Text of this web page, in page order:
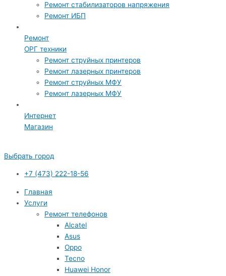
Ремонт стабилизаторов напряжения
Ремонт ИБП
Ремонт
ОРГ техники
Ремонт струйных принтеров
Ремонт лазерных принтеров
Ремонт струйных МФУ
Ремонт лазерных МФУ
Интернет
Магазин
Выбрать город
+7 (473) 222-18-56
Главная
Услуги
Ремонт телефонов
Alcatel
Asus
Oppo
Tecno
Huawei Honor